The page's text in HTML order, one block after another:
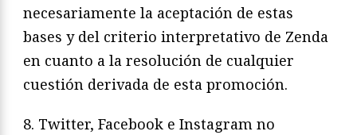
necesariamente la aceptación de estas
bases y del criterio interpretativo de Zenda
en cuanto a la resolución de cualquier
cuestión derivada de esta promoción.
8. Twitter, Facebook e Instagram no